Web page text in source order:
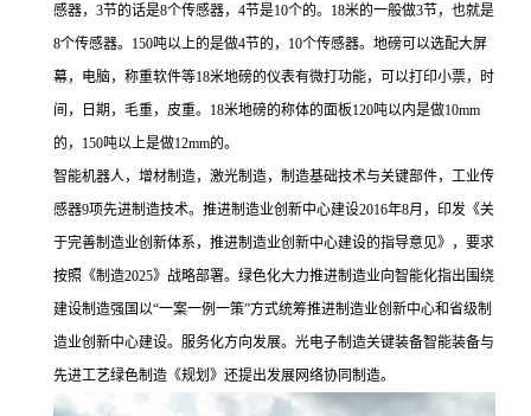
感器，3节的话是8个传感器，4节是10个的。18米的一般做3节，也就是
8个传感器。150吨以上的是做4节的，10个传感器。地磅可以选配大屏
幕，电脑，称重软件等18米地磅的仪表有微打功能，可以打印小票，时
间，日期，毛重，皮重。18米地磅的称体的面板120吨以内是做10mm
的，150吨以上是做12mm的。
智能机器人，增材制造，激光制造，制造基础技术与关键部件，工业传
感器9项先进制造技术。推进制造业创新中心建设2016年8月，印发《关
于完善制造业创新体系，推进制造业创新中心建设的指导意见》，要求
按照《制造2025》战略部署。绿色化大力推进制造业向智能化指出围绕
建设制造强国以“一案一例一策”方式统筹推进制造业创新中心和省级制
造业创新中心建设。服务化方向发展。光电子制造关键装备智能装备与
先进工艺绿色制造《规划》还提出发展网络协同制造。